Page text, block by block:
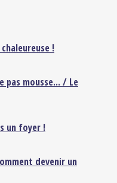
!
pas mousse... / Le
un foyer !
devenir un